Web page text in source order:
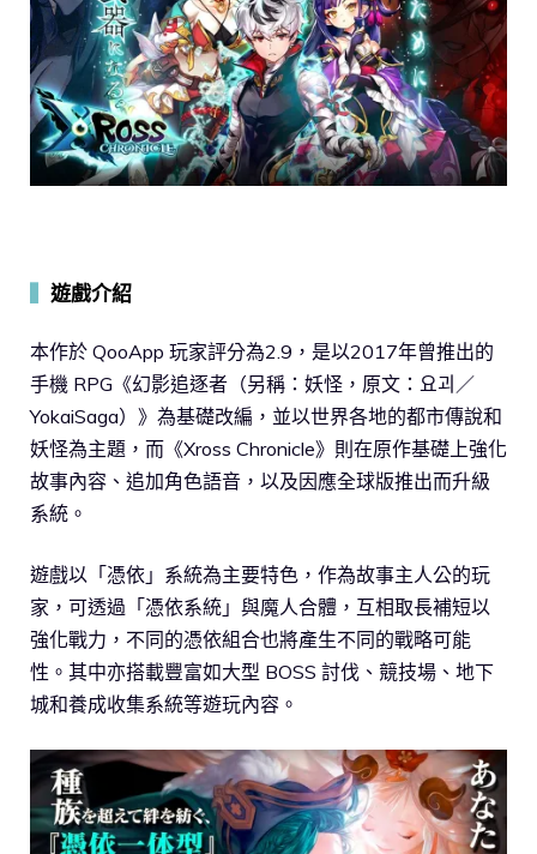
遊戲介紹
本作於 QooApp 玩家評分為2.9，是以2017年曾推出的
手機 RPG《幻影追逐者（另稱：妖怪，原文：요괴／
YokaiSaga）》為基礎改編，並以世界各地的都市傳說和
妖怪為主題，而《Xross Chronicle》則在原作基礎上強化
故事內容、追加角色語音，以及因應全球版推出而升級
系統。
遊戲以「憑依」系統為主要特色，作為故事主人公的玩
家，可透過「憑依系統」與魔人合體，互相取長補短以
強化戰力，不同的憑依組合也將產生不同的戰略可能
性。其中亦搭載豐富如大型 BOSS 討伐、競技場、地下
城和養成收集系統等遊玩內容。